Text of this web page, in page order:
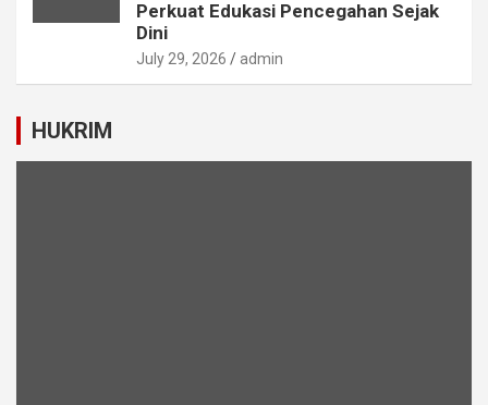
Perkuat Edukasi Pencegahan Sejak
Dini
July 29, 2026 admin
HUKRIM